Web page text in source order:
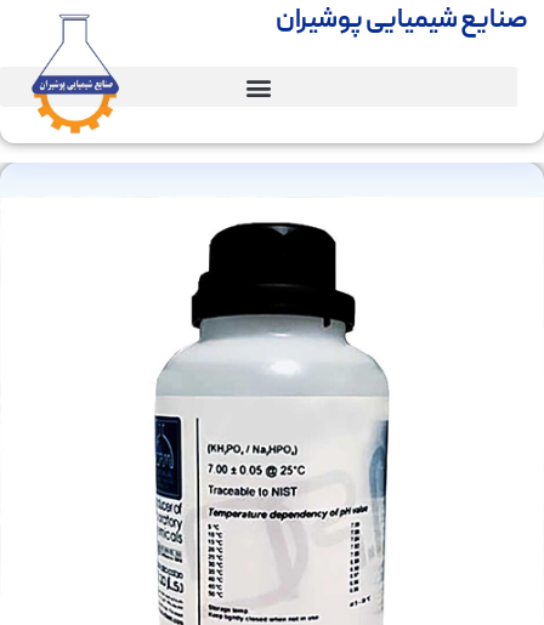
صنایع شیمیایی پوشیران